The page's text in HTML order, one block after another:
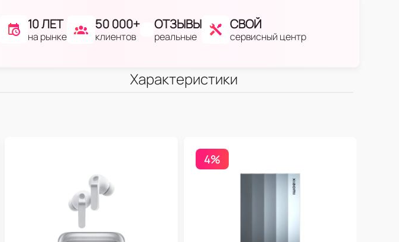
10 ЛЕТ
на рынке
50 000+
клиентов
ОТЗЫВЫ
реальные
СВОЙ
сервисный центр
Характеристики
4%